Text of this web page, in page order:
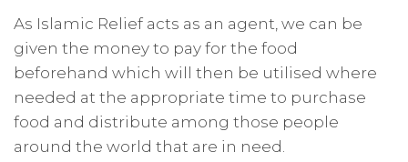
As Islamic Relief acts as an agent, we can be
given the money to pay for the food
beforehand which will then be utilised where
needed at the appropriate time to purchase
food and distribute among those people
around the world that are in need.